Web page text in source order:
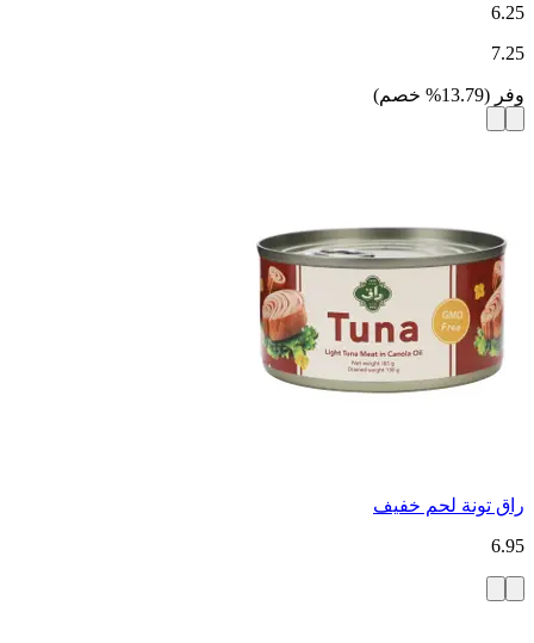
6.25
7.25
وفر (
13.79
% خصم)
راق تونة لحم خفيف
6.95